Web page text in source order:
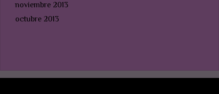
noviembre 2013
octubre 2013